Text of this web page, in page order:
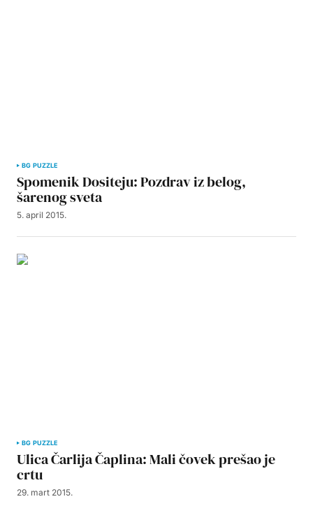
BG PUZZLE
Spomenik Dositeju: Pozdrav iz belog,
šarenog sveta
5. april 2015.
BG PUZZLE
Ulica Čarlija Čaplina: Mali čovek prešao je
crtu
29. mart 2015.